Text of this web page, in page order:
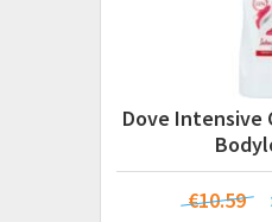
Dove Intensive
€10.59